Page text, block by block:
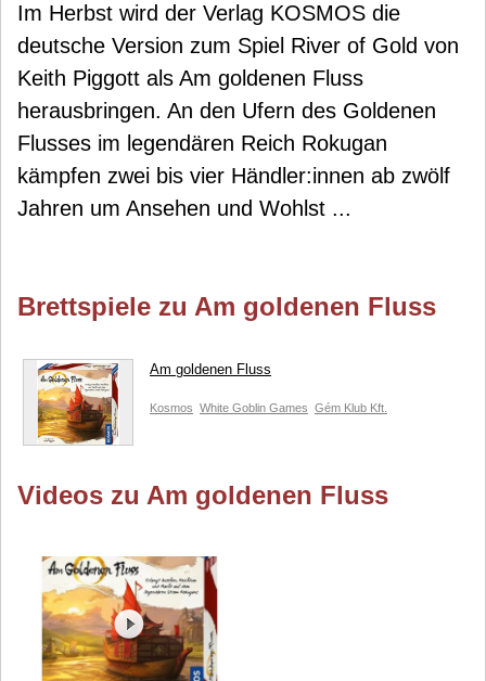
Im Herbst wird der Verlag KOSMOS die
deutsche Version zum Spiel River of Gold von
Keith Piggott als Am goldenen Fluss
herausbringen. An den Ufern des Goldenen
Flusses im legendären Reich Rokugan
kämpfen zwei bis vier Händler:innen ab zwölf
Jahren um Ansehen und Wohlst ...
Brettspiele zu Am goldenen Fluss
Am goldenen Fluss
Kosmos White Goblin Games Gém Klub Kft.
Videos zu Am goldenen Fluss